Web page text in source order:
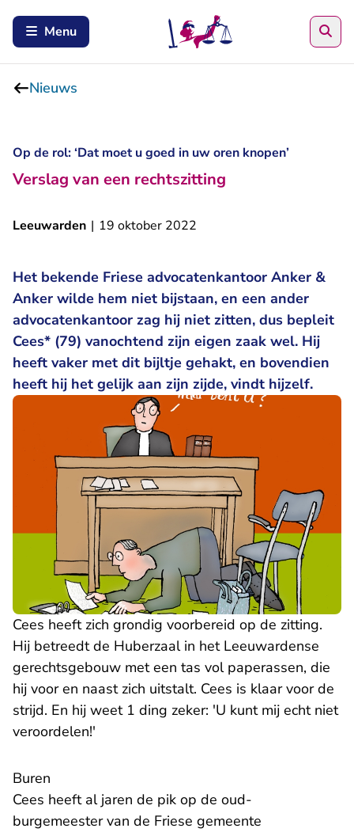
Menu
Nieuws
Op de rol: ‘Dat moet u goed in uw oren knopen’
Verslag van een rechtszitting
Leeuwarden | 19 oktober 2022
Het bekende Friese advocatenkantoor Anker &
Anker wilde hem niet bijstaan, en een ander
advocatenkantoor zag hij niet zitten, dus bepleit
Cees* (79) vanochtend zijn eigen zaak wel. Hij
heeft vaker met dit bijltje gehakt, en bovendien
heeft hij het gelijk aan zijn zijde, vindt hijzelf.
Cees heeft zich grondig voorbereid op de zitting.
Hij betreedt de Huberzaal in het Leeuwardense
gerechtsgebouw met een tas vol paperassen, die
hij voor en naast zich uitstalt. Cees is klaar voor de
strijd. En hij weet 1 ding zeker: 'U kunt mij echt niet
veroordelen!'
Buren
Cees heeft al jaren de pik op de oud-
burgemeester van de Friese gemeente